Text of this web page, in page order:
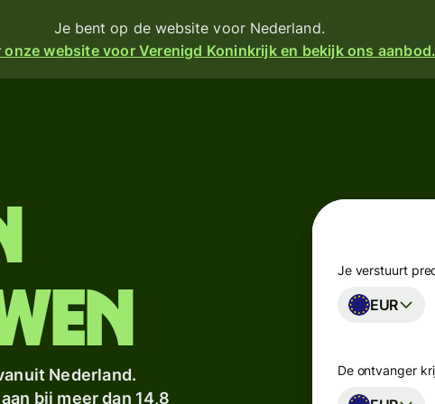
Je bent op de website voor Nederland.
onze website voor Verenigd Koninkrijk en bekijk ons aanbod.
uit
Multivalutarekeningen
Branches
Nederland.
bij meer dan 14,8
Je verstuurt
EUR
De ontvanger